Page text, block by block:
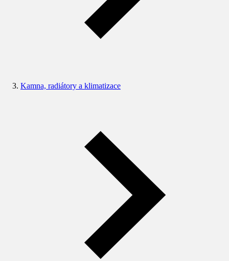
Kamna, radiátory a klimatizace